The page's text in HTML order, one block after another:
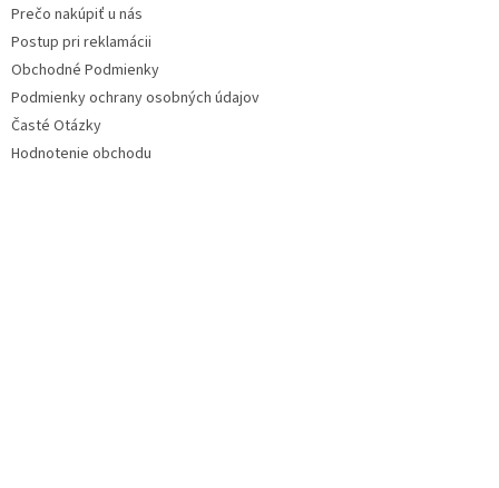
Prečo nakúpiť u nás
Postup pri reklamácii
Obchodné Podmienky
Podmienky ochrany osobných údajov
Časté Otázky
Hodnotenie obchodu